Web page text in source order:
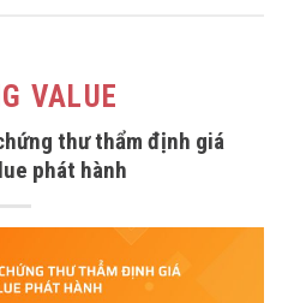
VALUE
thư thẩm định giá
phát hành